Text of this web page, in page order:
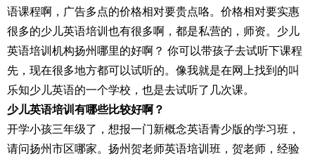
语课程啊，广告多点的价格相对要贵点咯。价格相对要实惠
很多的少儿英语培训也有很多啊，都是私营的，师资。少儿
英语培训机构扬州哪里的好啊？ 你可以带孩子去试听下课程
先，现在很多地方都可以试听的。像我就是在网上找到的叫
乐知少儿英语的一个学校，也是去试听了几次课。
少儿英语培训有哪些比较好啊？
开学小孩三年级了，想报一门新概念英语青少版的学习班，
请问扬州市区哪家。扬州贺老师英语培训班，贺老师，经验